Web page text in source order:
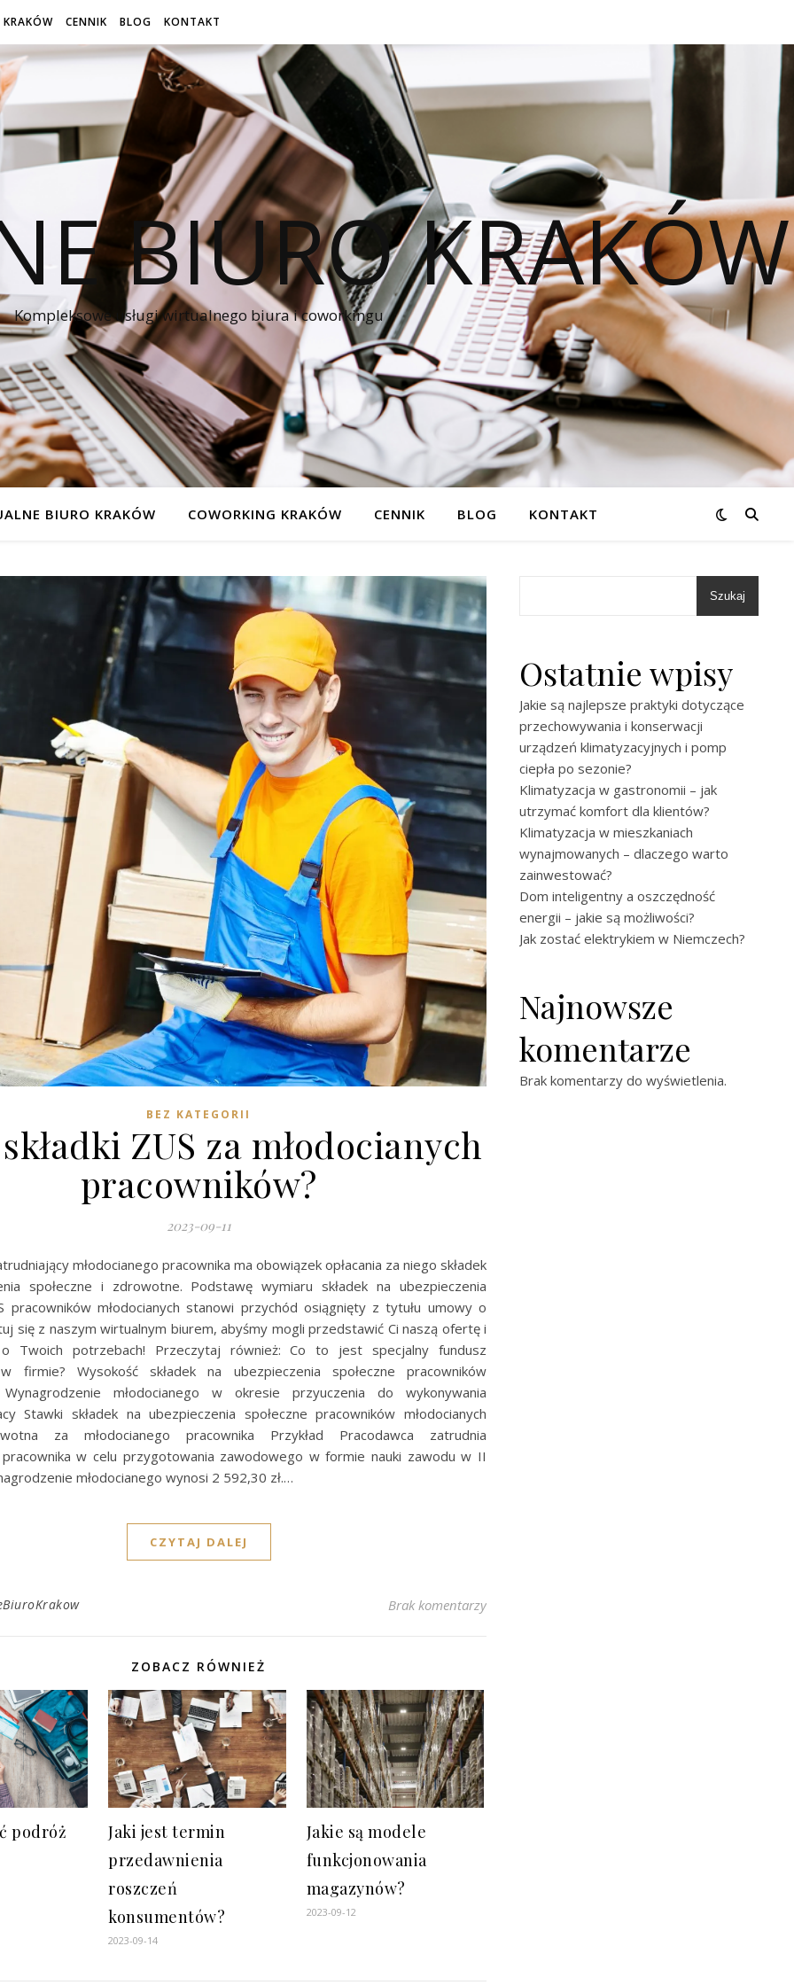
CENNIK BLOG KONTAKT
BIURO KRAKÓW
Kompleksowe usługi wirtualnego biura i coworkingu
BIURO KRAKÓW COWORKING KRAKÓW CENNIK BLOG KONTAKT
BEZ KATEGORII
ZUS za młodocianych
pracowników?
2023-09-11
młodocianego pracownika ma obowiązek opłacania za niego składek
społeczne i zdrowotne. Podstawę wymiaru składek na ubezpieczenia
pracowników młodocianych stanowi przychód osiągnięty z tytułu umowy o
się z naszym wirtualnym biurem, abyśmy mogli przedstawić Ci naszą ofertę i
o Twoich potrzebach! Przeczytaj również: Co to jest specjalny fundusz
firmie? Wysokość składek na ubezpieczenia społeczne pracowników
Wynagrodzenie młodocianego w okresie przyuczenia do wykonywania
Stawki składek na ubezpieczenia społeczne pracowników młodocianych
za młodocianego pracownika Przykład Pracodawca zatrudnia
pracownika w celu przygotowania zawodowego w formie nauki zawodu w II
młodocianego wynosi 2 592,30 zł.…
CZYTAJ DALEJ
Brak komentarzy
ZOBACZ RÓWNIEŻ
podróż
Jaki jest termin
przedawnienia
roszczeń
konsumentów?
2023-09-14
Jakie są modele
funkcjonowania
magazynów?
2023-09-12
Szukaj
Ostatnie wpisy
Jakie są najlepsze praktyki dotyczące
przechowywania i konserwacji
urządzeń klimatyzacyjnych i pomp
ciepła po sezonie?
Klimatyzacja w gastronomii – jak
utrzymać komfort dla klientów?
Klimatyzacja w mieszkaniach
wynajmowanych – dlaczego warto
zainwestować?
Dom inteligentny a oszczędność
energii – jakie są możliwości?
Jak zostać elektrykiem w Niemczech?
Najnowsze
komentarze
Brak komentarzy do wyświetlenia.